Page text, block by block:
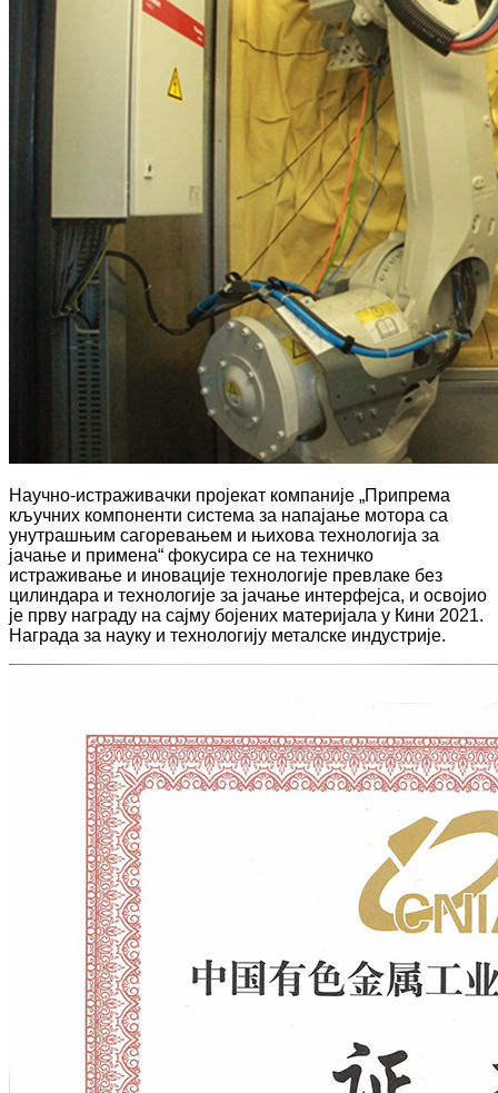
Научно-истраживачки пројекат компаније „Припрема
кључних компоненти система за напајање мотора са
унутрашњим сагоревањем и њихова технологија за
јачање и примена“ фокусира се на техничко
истраживање и иновације технологије превлаке без
цилиндара и технологије за јачање интерфејса, и освојио
је прву награду на сајму бојених материјала у Кини 2021.
Награда за науку и технологију металске индустрије.